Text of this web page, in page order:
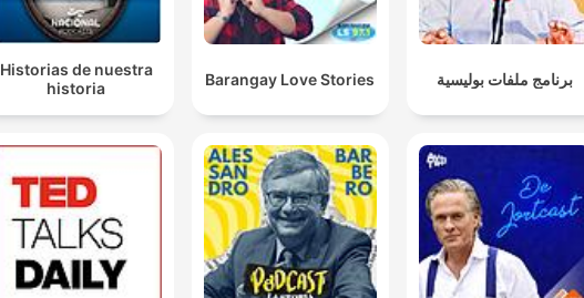
Historias de nuestra
historia
Barangay Love Stories برنامج ملفات بوليسية